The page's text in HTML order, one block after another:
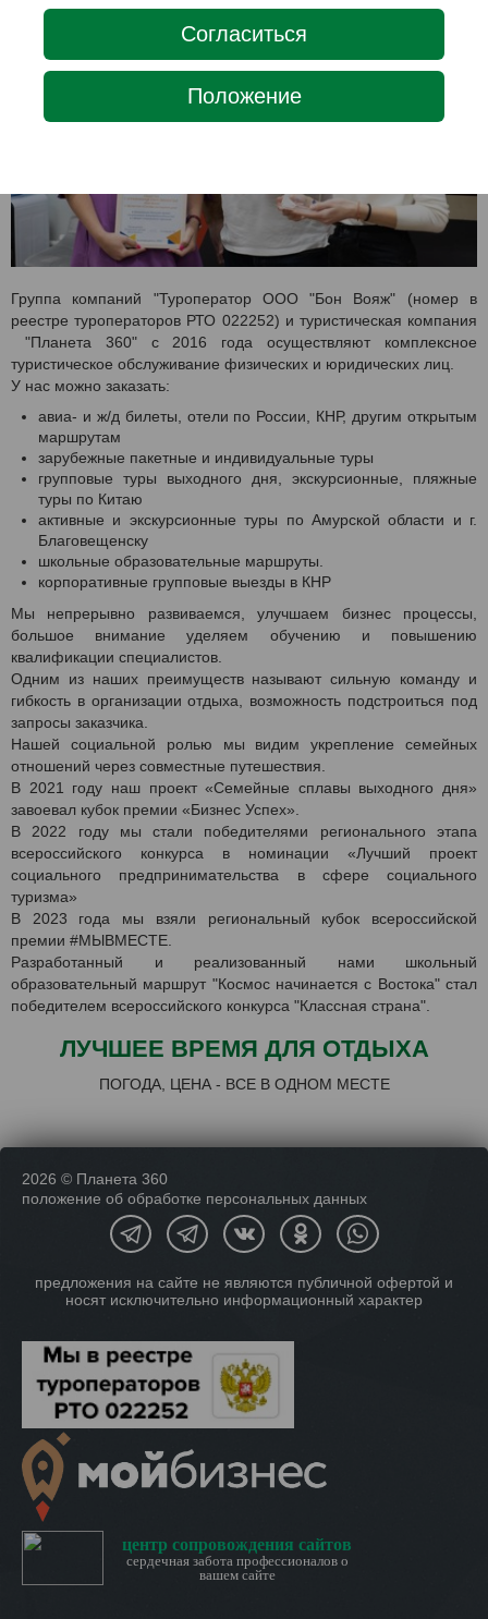
Группа компаний "Туроператор ООО "Бон Вояж" (номер в
реестре туроператоров РТО 022252) и туристическая компания
"Планета 360" с 2016 года осуществляют комплексное
туристическое обслуживание физических и юридических лиц.
У нас можно заказать:
авиа- и ж/д билеты, отели по России, КНР, другим открытым
маршрутам
зарубежные пакетные и индивидуальные туры
групповые туры выходного дня, экскурсионные, пляжные
туры по Китаю
активные и экскурсионные туры по Амурской области и г.
Благовещенску
школьные образовательные маршруты.
корпоративные групповые выезды в КНР
Мы непрерывно развиваемся, улучшаем бизнес процессы,
большое внимание уделяем обучению и повышению
квалификации специалистов.
Одним из наших преимуществ называют сильную команду и
гибкость в организации отдыха, возможность подстроиться под
запросы заказчика.
Нашей социальной ролью мы видим укрепление семейных
отношений через совместные путешествия.
В 2021 году наш проект «Семейные сплавы выходного дня»
завоевал кубок премии «Бизнес Успех».
В 2022 году мы стали победителями регионального этапа
всероссийского конкурса в номинации «Лучший проект
социального предпринимательства в сфере социального
туризма»
В 2023 года мы взяли региональный кубок всероссийской
премии #МЫВМЕСТЕ.
Разработанный и реализованный нами школьный
образовательный маршрут "Космос начинается с Востока" стал
победителем всероссийского конкурса "Классная страна".
ЛУЧШЕЕ ВРЕМЯ ДЛЯ ОТДЫХА
ПОГОДА, ЦЕНА - ВСЕ В ОДНОМ МЕСТЕ
2026 © Планета 360
положение об обработке персональных данных
предложения на сайте не являются публичной офертой и
носят исключительно информационный характер
центр сопровождения сайтов
сердечная забота профессионалов о
вашем сайте
Согласиться
Положение